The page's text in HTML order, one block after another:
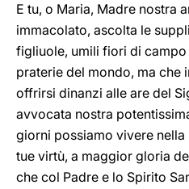
E tu, o Maria, Madre nostra
immacolato, ascolta le
figliuole, umili fiori di
praterie del mondo, ma che
offrirsi dinanzi alle are del
avvocata nostra
giorni possiamo vivere
tue virtù, a maggior gloria
che col Padre e lo Spirito